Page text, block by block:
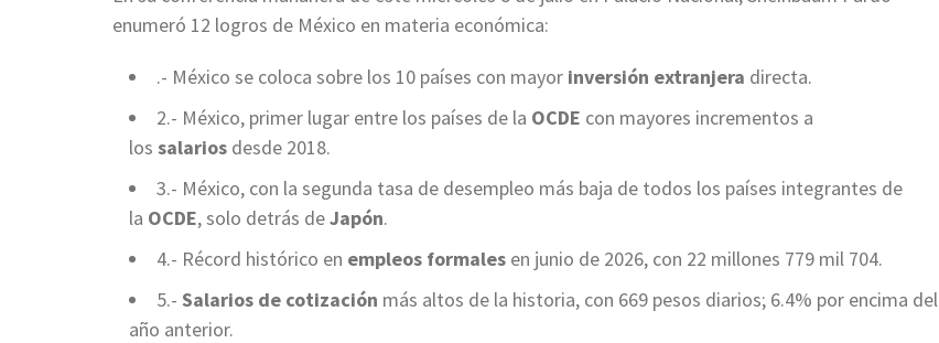
enumeró 12 logros de México en materia económica:
.- México se coloca sobre los 10 países con mayor inversión extranjera directa.
2.- México, primer lugar entre los países de la OCDE con mayores incrementos a
los salarios desde 2018.
3.- México, con la segunda tasa de desempleo más baja de todos los países integrantes de
la OCDE, solo detrás deJapón.
4.- Récord histórico en empleos formales en junio de 2026, con 22 millones 779 mil 704.
5.- Salarios de cotización más altos de la historia, con 669 pesos diarios; 6.4% por encima del
año anterior.